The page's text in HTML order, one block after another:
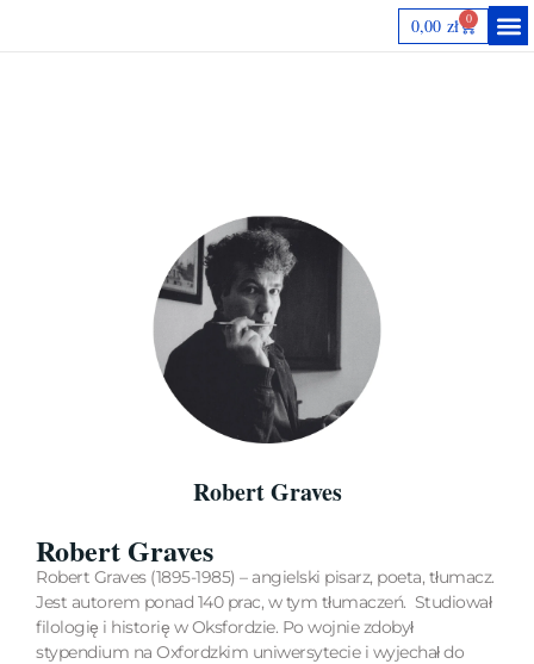
0,00 zł 0
Robert Graves
Robert Graves
Robert Graves (1895-1985) – angielski pisarz, poeta, tłumacz.
Jest autorem ponad 140 prac, w tym tłumaczeń. Studiował
filologię i historię w Oksfordzie. Po wojnie zdobył
stypendium na Oxfordzkim uniwersytecie i wyjechał do